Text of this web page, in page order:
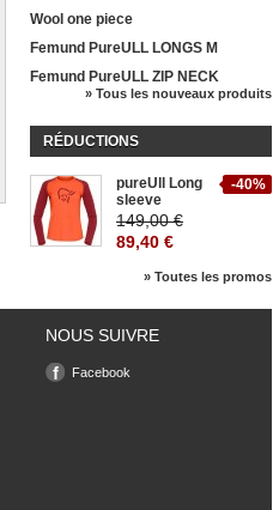
Wool one piece
Femund PureULL LONGS M
Femund PureULL ZIP NECK
» Tous les nouveaux produits
RÉDUCTIONS
-40%
pureUll Long
sleeve
149,00 €
89,40 €
» Toutes les promos
NOUS SUIVRE
Facebook